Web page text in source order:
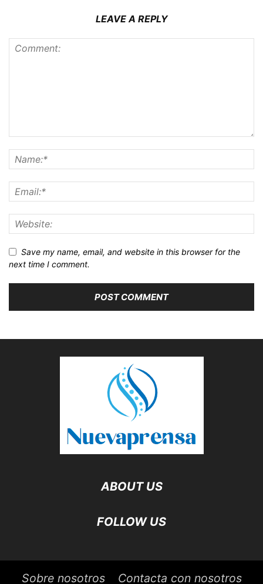
LEAVE A REPLY
Save my name, email, and website in this browser for the
next time I comment.
ABOUT US
FOLLOW US
Sobre nosotros Contacta con nosotros